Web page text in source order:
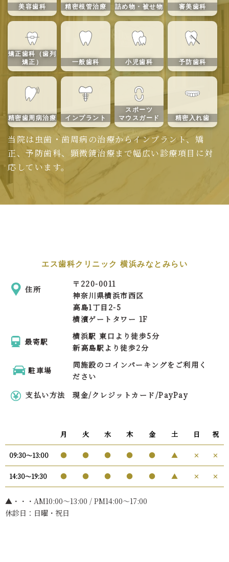
当院は虫歯・歯周病の治療からインプラント、矯
正、予防歯科、顕微鏡治療まで幅広い診療項目に対
応しています。
美容歯科 精密根管治療 詰め物・被せ物 審美歯科
矯正歯科（歯列
矯正）
一般歯科 小児歯科 予防歯科
精密歯周病治療 インプラント
スポーツ
マウスガード
精密入れ歯
エス歯科クリニック 横浜みなとみらい
住所
〒 220-0011
神奈川県横浜市西区
高島1丁目2-5
横濱ゲートタワー 1F
最寄駅
横浜駅 東口より徒歩5分
新高島駅より徒歩2分
駐車場
同施設のコインパーキングをご利用く
ださい
支払い方法
現金/クレジットカード/PayPay
月 火 水 木 金 土 日 祝
09:30〜13:00 ● ● ● ● ● ▲ ✕ ✕
14:30〜19:30 ● ● ● ● ● ▲ ✕ ✕
▲・・・AM10:00〜13:00 / PM14:00～17:00
休診日：日曜・祝日